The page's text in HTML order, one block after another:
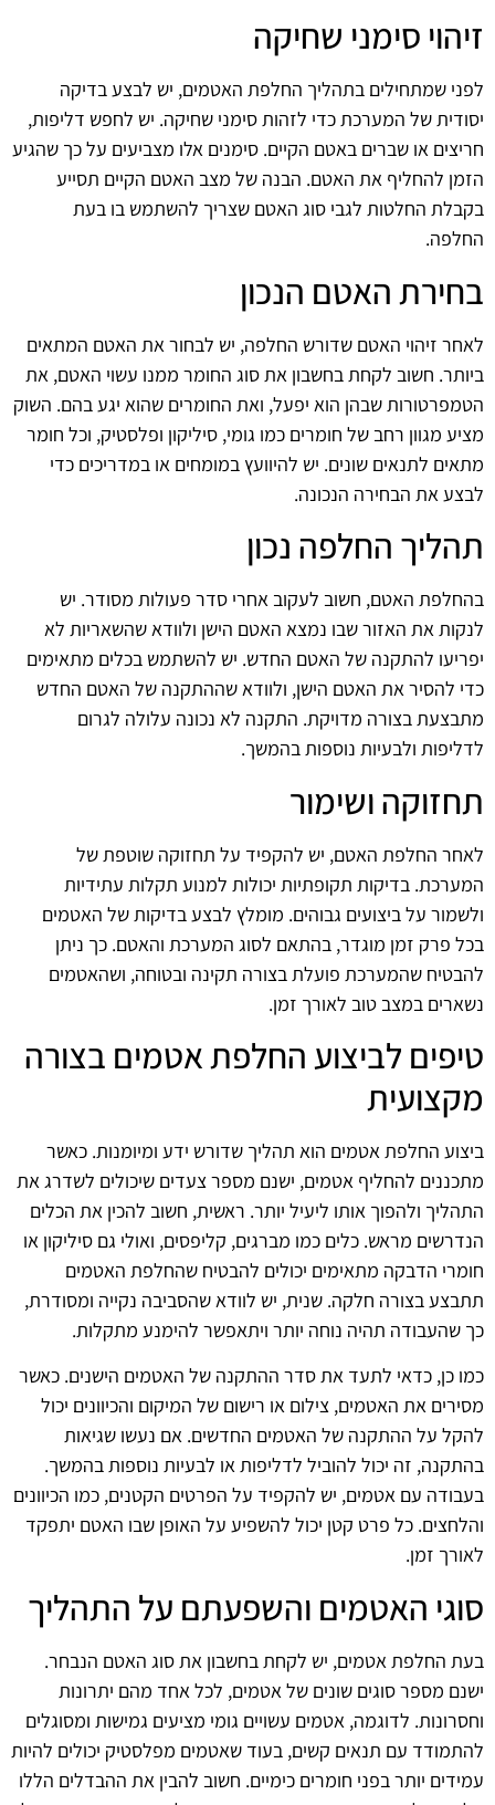
זיהוי סימני שחיקה
לפני שמתחילים בתהליך החלפת האטמים, יש לבצע בדיקה
יסודית של המערכת כדי לזהות סימני שחיקה. יש לחפש דליפות,
חריצים או שברים באטם הקיים. סימנים אלו מצביעים על כך שהגיע
הזמן להחליף את האטם. הבנה של מצב האטם הקיים תסייע
בקבלת החלטות לגבי סוג האטם שצריך להשתמש בו בעת
החלפה.
בחירת האטם הנכון
לאחר זיהוי האטם שדורש החלפה, יש לבחור את האטם המתאים
ביותר. חשוב לקחת בחשבון את סוג החומר ממנו עשוי האטם, את
הטמפרטורות שבהן הוא יפעל, ואת החומרים שהוא יגע בהם. השוק
מציע מגוון רחב של חומרים כמו גומי, סיליקון ופלסטיק, וכל חומר
מתאים לתנאים שונים. יש להיוועץ במומחים או במדריכים כדי
לבצע את הבחירה הנכונה.
תהליך החלפה נכון
בהחלפת האטם, חשוב לעקוב אחרי סדר פעולות מסודר. יש
לנקות את האזור שבו נמצא האטם הישן ולוודא שהשאריות לא
יפריעו להתקנה של האטם החדש. יש להשתמש בכלים מתאימים
כדי להסיר את האטם הישן, ולוודא שההתקנה של האטם החדש
מתבצעת בצורה מדויקת. התקנה לא נכונה עלולה לגרום
לדליפות ולבעיות נוספות בהמשך.
תחזוקה ושימור
לאחר החלפת האטם, יש להקפיד על תחזוקה שוטפת של
המערכת. בדיקות תקופתיות יכולות למנוע תקלות עתידיות
ולשמור על ביצועים גבוהים. מומלץ לבצע בדיקות של האטמים
בכל פרק זמן מוגדר, בהתאם לסוג המערכת והאטם. כך ניתן
להבטיח שהמערכת פועלת בצורה תקינה ובטוחה, ושהאטמים
נשארים במצב טוב לאורך זמן.
טיפים לביצוע החלפת אטמים בצורה
מקצועית
ביצוע החלפת אטמים הוא תהליך שדורש ידע ומיומנות. כאשר
מתכננים להחליף אטמים, ישנם מספר צעדים שיכולים לשדרג את
התהליך ולהפוך אותו ליעיל יותר. ראשית, חשוב להכין את הכלים
הנדרשים מראש. כלים כמו מברגים, קליפסים, ואולי גם סיליקון או
חומרי הדבקה מתאימים יכולים להבטיח שהחלפת האטמים
תתבצע בצורה חלקה. שנית, יש לוודא שהסביבה נקייה ומסודרת,
כך שהעבודה תהיה נוחה יותר ויתאפשר להימנע מתקלות.
כמו כן, כדאי לתעד את סדר ההתקנה של האטמים הישנים. כאשר
מסירים את האטמים, צילום או רישום של המיקום והכיוונים יכול
להקל על ההתקנה של האטמים החדשים. אם נעשו שגיאות
בהתקנה, זה יכול להוביל לדליפות או לבעיות נוספות בהמשך.
בעבודה עם אטמים, יש להקפיד על הפרטים הקטנים, כמו הכיוונים
והלחצים. כל פרט קטן יכול להשפיע על האופן שבו האטם יתפקד
לאורך זמן.
סוגי האטמים והשפעתם על התהליך
בעת החלפת אטמים, יש לקחת בחשבון את סוג האטם הנבחר.
ישנם מספר סוגים שונים של אטמים, לכל אחד מהם יתרונות
וחסרונות. לדוגמה, אטמים עשויים גומי מציעים גמישות ומסוגלים
להתמודד עם תנאים קשים, בעוד שאטמים מפלסטיק יכולים להיות
עמידים יותר בפני חומרים כימיים. חשוב להבין את ההבדלים הללו